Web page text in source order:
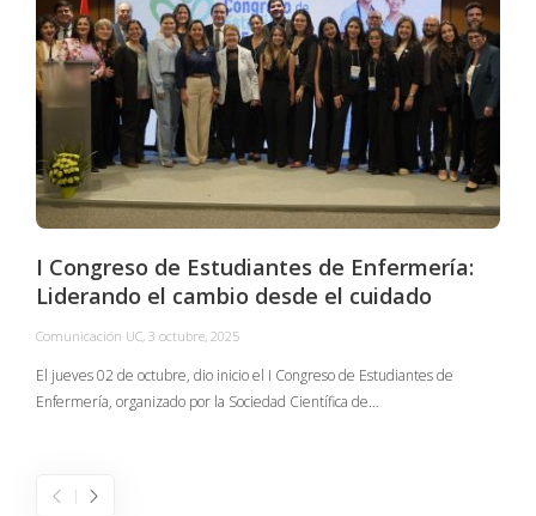
I Congreso de Estudiantes de Enfermería:
Liderando el cambio desde el cuidado
Comunicación UC, 3 octubre, 2025
El jueves 02 de octubre, dio inicio el I Congreso de Estudiantes de
Enfermería, organizado por la Sociedad Científica de…